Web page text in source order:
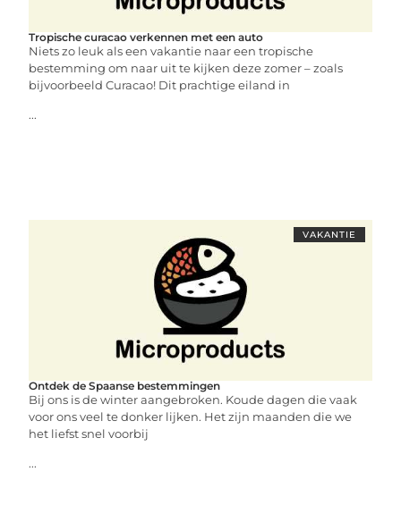
Tropische curacao verkennen met een auto
Niets zo leuk als een vakantie naar een tropische
bestemming om naar uit te kijken deze zomer – zoals
bijvoorbeeld Curacao! Dit prachtige eiland in
...
VAKANTIE
Ontdek de Spaanse bestemmingen
Bij ons is de winter aangebroken. Koude dagen die vaak
voor ons veel te donker lijken. Het zijn maanden die we
het liefst snel voorbij
...